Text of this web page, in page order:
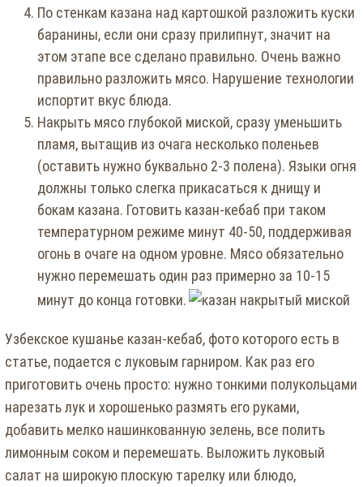
По стенкам казана над картошкой разложить куски
баранины, если они сразу прилипнут, значит на
этом этапе все сделано правильно. Очень важно
правильно разложить мясо. Нарушение технологии
испортит вкус блюда.
Накрыть мясо глубокой миской, сразу уменьшить
пламя, вытащив из очага несколько поленьев
(оставить нужно буквально 2-3 полена). Языки огня
должны только слегка прикасаться к днищу и
бокам казана. Готовить казан-кебаб при таком
температурном режиме минут 40-50, поддерживая
огонь в очаге на одном уровне. Мясо обязательно
нужно перемешать один раз примерно за 10-15
минут до конца готовки.
Узбекское кушанье казан-кебаб, фото которого есть в
статье, подается с луковым гарниром. Как раз его
приготовить очень просто: нужно тонкими полукольцами
нарезать лук и хорошенько размять его руками,
добавить мелко нашинкованную зелень, все полить
лимонным соком и перемешать. Выложить луковый
салат на широкую плоскую тарелку или блюдо,